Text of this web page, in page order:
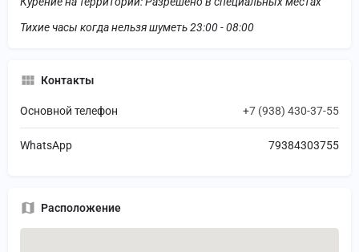
Тихие часы когда нельзя шуметь 23:00 - 08:00
Контакты
Основной телефон +7 (938) 430-37-55
WhatsApp 79384303755
Расположение